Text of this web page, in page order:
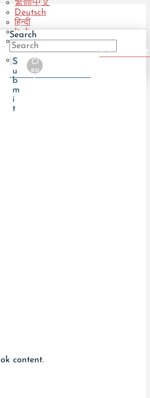
繁體中文
Deutsch
हिन्दी
Italiano
Português
(BR)
Português
(PT)
Search
S
u
b
m
i
t
Cl
ea
r
Take The